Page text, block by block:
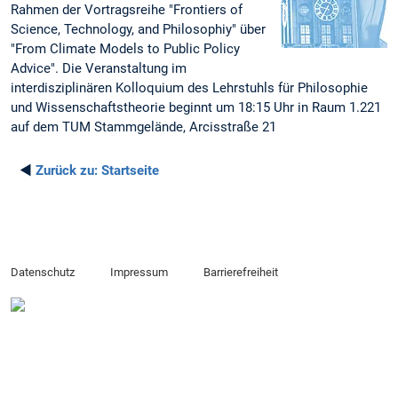
Rahmen der Vortragsreihe "Frontiers of
Science, Technology, and Philosophiy" über
"From Climate Models to Public Policy
Advice". Die Veranstaltung im
interdisziplinären Kolloquium des Lehrstuhls für Philosophie
und Wissenschaftstheorie beginnt um 18:15 Uhr in Raum 1.221
auf dem TUM Stammgelände, Arcisstraße 21
◄ Zurück zu: Startseite
Datenschutz Impressum Barrierefreiheit